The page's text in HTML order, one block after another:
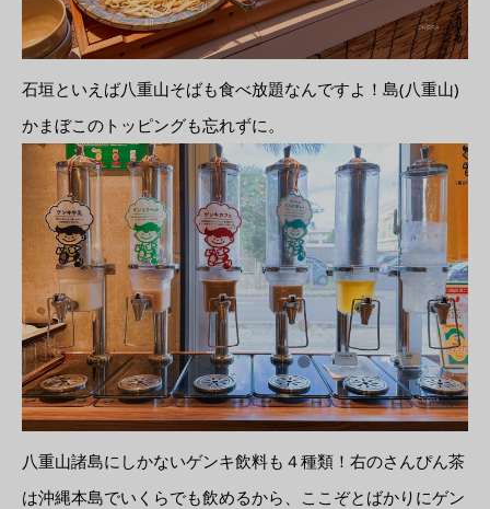
石垣といえば八重山そばも食べ放題なんですよ！島(八重山)
かまぼこのトッピングも忘れずに。
八重山諸島にしかないゲンキ飲料も４種類！右のさんぴん茶
は沖縄本島でいくらでも飲めるから、ここぞとばかりにゲン